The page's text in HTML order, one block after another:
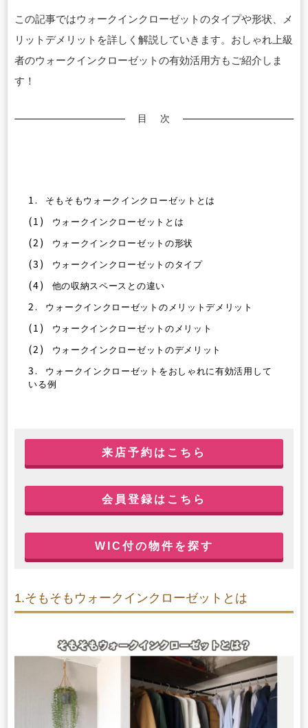
この記事ではウォークインクローゼットのタイプや形状、メ
リットデメリットを詳しく解説していきます。おしゃれ上級
者のウォークインクローゼットの有効活用方もご紹介しま
す！
目 次
1. そもそもウォークインクローゼットとは
(1) ウォークインクローゼットとは
(2) ウォークインクローゼットの形状
(3) ウォークインクローゼットのタイプ
(4) 他の収納スペースとの違い
2. ウォークインクローゼットのメリットデメリット
(1) ウォークインクローゼットのメリット
(2) ウォークインクローゼットのデメリット
3.
ウォークインクローゼットをおしゃれに有効活用して
いる例
来店予約はこちら
会員登録はこちら
WIC付の物件を探す
1.そもそもウォークインクローゼットとは